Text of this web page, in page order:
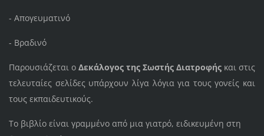
- Απογευματινό
- Βραδινό
Παρουσιάζεται ο Δεκάλογος της Σωστής Διατροφής και στις
τελευταίες σελίδες υπάρχουν λίγα λόγια για τους γονείς και
τους εκπαιδευτικούς.
Το βιβλίο είναι γραμμένο από μια γιατρό, ειδικευμένη στη